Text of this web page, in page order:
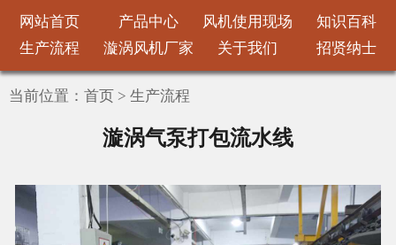
网站首页 产品中心 风机使用现场
知识百科
生产流程
漩涡风机厂家 关于我们 招贤纳士
当前位置： 首页 > 生产流程
漩涡气泵打包流水线